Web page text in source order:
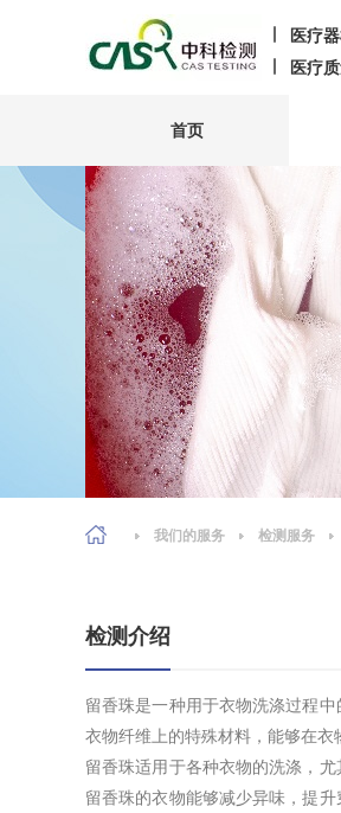
医疗
医疗
首页
我们的服务 检测服务
检测介绍
留香珠是一种用于衣物洗涤过程
衣物纤维上的特殊材料，能够在
留香珠适用于各种衣物的洗涤，
留香珠的衣物能够减少异味，提